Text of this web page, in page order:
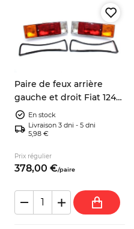
Paire de feux arrière
gauche et droit Fiat 124
Spider BS, BS1, CS, CSA
En stock
Livraison 3 dni - 5 dni
5,98 €
Prix régulier
378,00 €/paire